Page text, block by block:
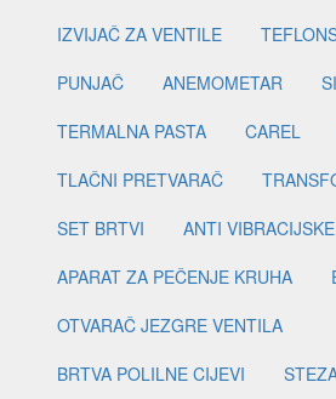
IZVIJAČ ZA VENTILE
PUNJAČ
ANEMOMETAR
TERMALNA PASTA
CAREL
TLAČNI PRETVARAČ
SET BRTVI
ANTI
APARAT ZA PEČENJE KRUHA
OTVARAČ JEZGRE VENTILA
BRTVA POLILNE CIJEVI